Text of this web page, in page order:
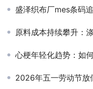
盛泽织布厂mes条码
原料成本持续攀升：涤纶短
心梗年轻化趋势：如
2026年五一劳动节放